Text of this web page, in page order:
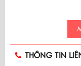
THÔNG TIN